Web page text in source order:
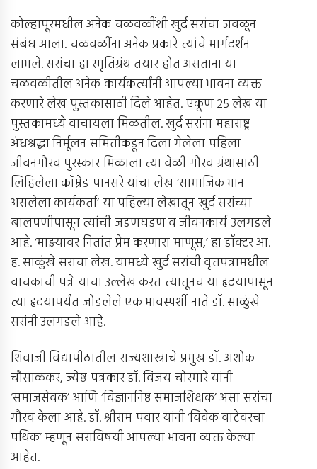
कोल्हापूरमधील अनेक चळवळींशी खुर्द सरांचा जवळून
संबंध आला. चळवळींना अनेक प्रकारे त्यांचे मार्गदर्शन
लाभले. सरांचा हा स्मृतिग्रंथ तयार होत असताना या
चळवळीतील अनेक कार्यकर्त्यांनी आपल्या भावना व्यक्त
करणारे लेख पुस्तकासाठी दिले आहेत. एकूण २५ लेख या
पुस्तकामध्ये वाचायला मिळतील. खुर्द सरांना महाराष्ट्र
अंधश्रद्धा निर्मूलन समितीकडून दिला गेलेला पहिला
जीवनगौरव पुरस्कार मिळाला त्या वेळी गौरव ग्रंथासाठी
लिहिलेला कॉम्रेड पानसरे यांचा लेख ‘सामाजिक भान
असलेला कार्यकर्ता’ या पहिल्या लेखातून खुर्द सरांच्या
बालपणीपासून त्यांची जडणघडण व जीवनकार्य उलगडले
आहे. ‘माझ्यावर नितांत प्रेम करणारा माणूस,’ हा डॉक्टर आ.
ह. साळुंखे सरांचा लेख. यामध्ये खुर्द सरांची वृत्तपत्रामधील
वाचकांची पत्रे याचा उल्लेख करत त्यातूनच या हृदयापासून
त्या हृदयापर्यंत जोडलेले एक भावस्पर्शी नाते डॉ. साळुंखे
सरांनी उलगडले आहे.
शिवाजी विद्यापीठातील राज्यशास्त्राचे प्रमुख डॉ. अशोक
चौसाळकर, ज्येष्ठ पत्रकार डॉ. विजय चोरमारे यांनी
‘समाजसेवक’ आणि ‘विज्ञाननिष्ठ समाजशिक्षक’ असा सरांचा
गौरव केला आहे. डॉ. श्रीराम पवार यांनी ‘विवेक वाटेवरचा
पथिक’ म्हणून सरांविषयी आपल्या भावना व्यक्त केल्या
आहेत.